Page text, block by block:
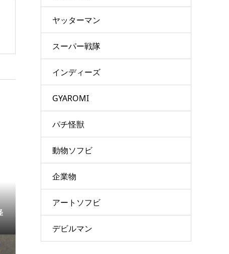
ヤッターマン
スーパー戦隊
インディーズ
GYAROMI
パチ怪獣
動物ソフビ
企業物
アートソフビ
デビルマン